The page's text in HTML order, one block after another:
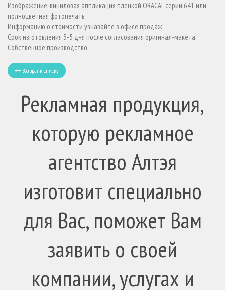
Изображение: виниловая аппликация пленкой ORACAL серии 641 или
полноцветная фотопечать.
Информацию о стоимости узнавайте в офисе продаж.
Срок изготовления 3-5 дня после согласования оригинал-макета.
Собственное производство.
Возврат к списку
Рекламная продукция,
которую рекламное
агентство Алтэя
изготовит специально
для Вас, поможет Вам
заявить о своей
компании, услугах и